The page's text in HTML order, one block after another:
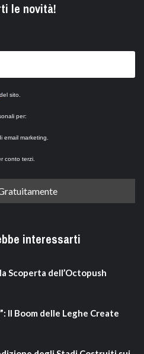
le novità!
del sito.
per:
email marketing.
conto terzi.
interessarti
Scoperta dell’Octopush
Il Boom delle Leghe Create